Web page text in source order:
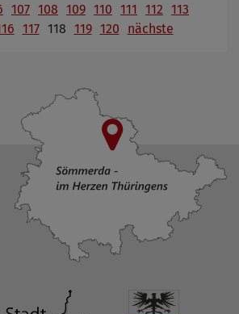
107 108 109 110 111 112 113
117 118 119 120 nächste